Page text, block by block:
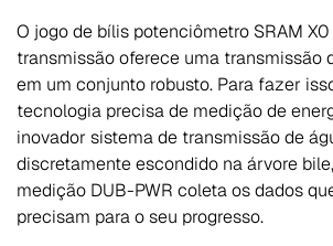
O jogo de bílis potenciômetro SRAM X0
transmissão oferece uma transmissão
em um conjunto robusto. Para fazer
tecnologia precisa de medição de
inovador sistema de transmissão de
discretamente escondido na árvore
medição DUB-PWR coleta os dados
precisam para o seu progresso.